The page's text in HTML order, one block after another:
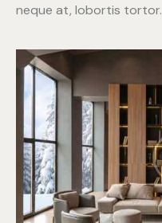
neque at, lobortis tortor.